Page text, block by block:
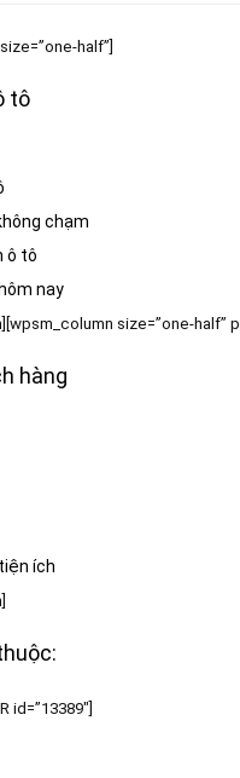
half”]
tô
chạm
ô tô
nay
size=”one-half”
hàng
ích
id=”13389″]